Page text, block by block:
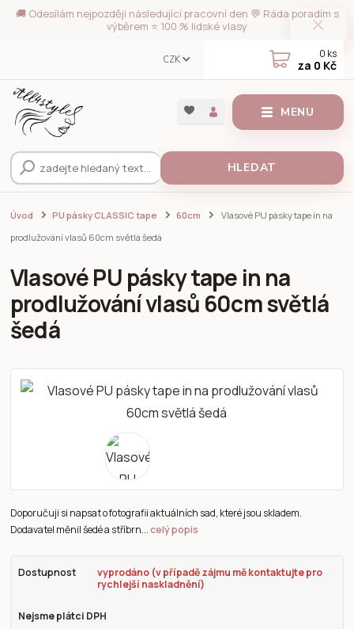
🚚 Odesílám nejpozději následující pracovní den 💬 Ráda poradím s
výběrem ⭐ 100 % lidské vlasy
MENU
CZK
HLEDAT
0 ks
za 0 Kč
Úvod PU pásky CLASSIC tape 60cm
Vlasové PU pásky tape in na
prodlužování vlasů 60cm světlá šedá
Vlasové PU pásky tape in na
prodlužování vlasů 60cm světlá
šedá
Doporučuji si napsat o fotografii aktuálních sad, které jsou skladem.
Dodavatel měnil šedé a stříbrn...celý popis
Dostupnost
vyprodáno (v případě zájmu mě kontaktujte pro
rychlejší naskladnění)
Nejsme plátci DPH